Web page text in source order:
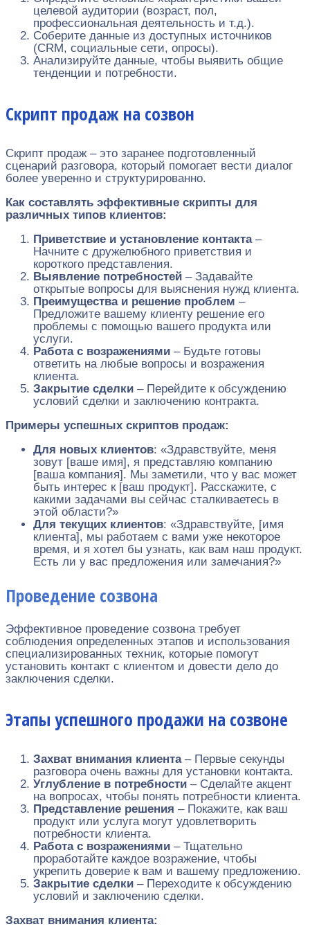
целевой аудитории (возраст, пол,
профессиональная деятельность и т.д.).
Соберите данные из доступных источников
(CRM, социальные сети, опросы).
Анализируйте данные, чтобы выявить общие
тенденции и потребности.
Скрипт продаж на созвон
Скрипт продаж – это заранее подготовленный
сценарий разговора, который помогает вести диалог
более уверенно и структурированно.
Как составлять эффективные скрипты для
различных типов клиентов:
Приветствие и установление контакта–
Начните с дружелюбного приветствия и
короткого представления.
Выявление потребностей – Задавайте
открытые вопросы для выяснения нужд клиента.
Преимущества и решение проблем –
Предложите вашему клиенту решение его
проблемы с помощью вашего продукта или
услуги.
Работа с возражениями – Будьте готовы
ответить на любые вопросы и возражения
клиента.
Закрытие сделки – Перейдите к обсуждению
условий сделки и заключению контракта.
Примеры успешных скриптов продаж:
Для новых клиентов: «Здравствуйте, меня
зовут [ваше имя], я представляю компанию
[ваша компания]. Мы заметили, что у вас может
быть интерес к [ваш продукт]. Расскажите, с
какими задачами вы сейчас сталкиваетесь в
этой области?»
Для текущих клиентов: «Здравствуйте, [имя
клиента], мы работаем с вами уже некоторое
время, и я хотел бы узнать, как вам наш продукт.
Есть ли у вас предложения или замечания?»
Проведение созвона
Эффективное проведение созвона требует
соблюдения определенных этапов и использования
специализированных техник, которые помогут
установить контакт с клиентом и довести дело до
заключения сделки.
Этапы успешного продажи на созвоне
Захват внимания клиента– Первые секунды
разговора очень важны для установки контакта.
Углубление в потребности – Сделайте акцент
на вопросах, чтобы понять потребности клиента.
Представление решения – Покажите, как ваш
продукт или услуга могут удовлетворить
потребности клиента.
Работа с возражениями – Тщательно
проработайте каждое возражение, чтобы
укрепить доверие к вам и вашему предложению.
Закрытие сделки – Переходите к обсуждению
условий и заключению сделки.
Захват внимания клиента: